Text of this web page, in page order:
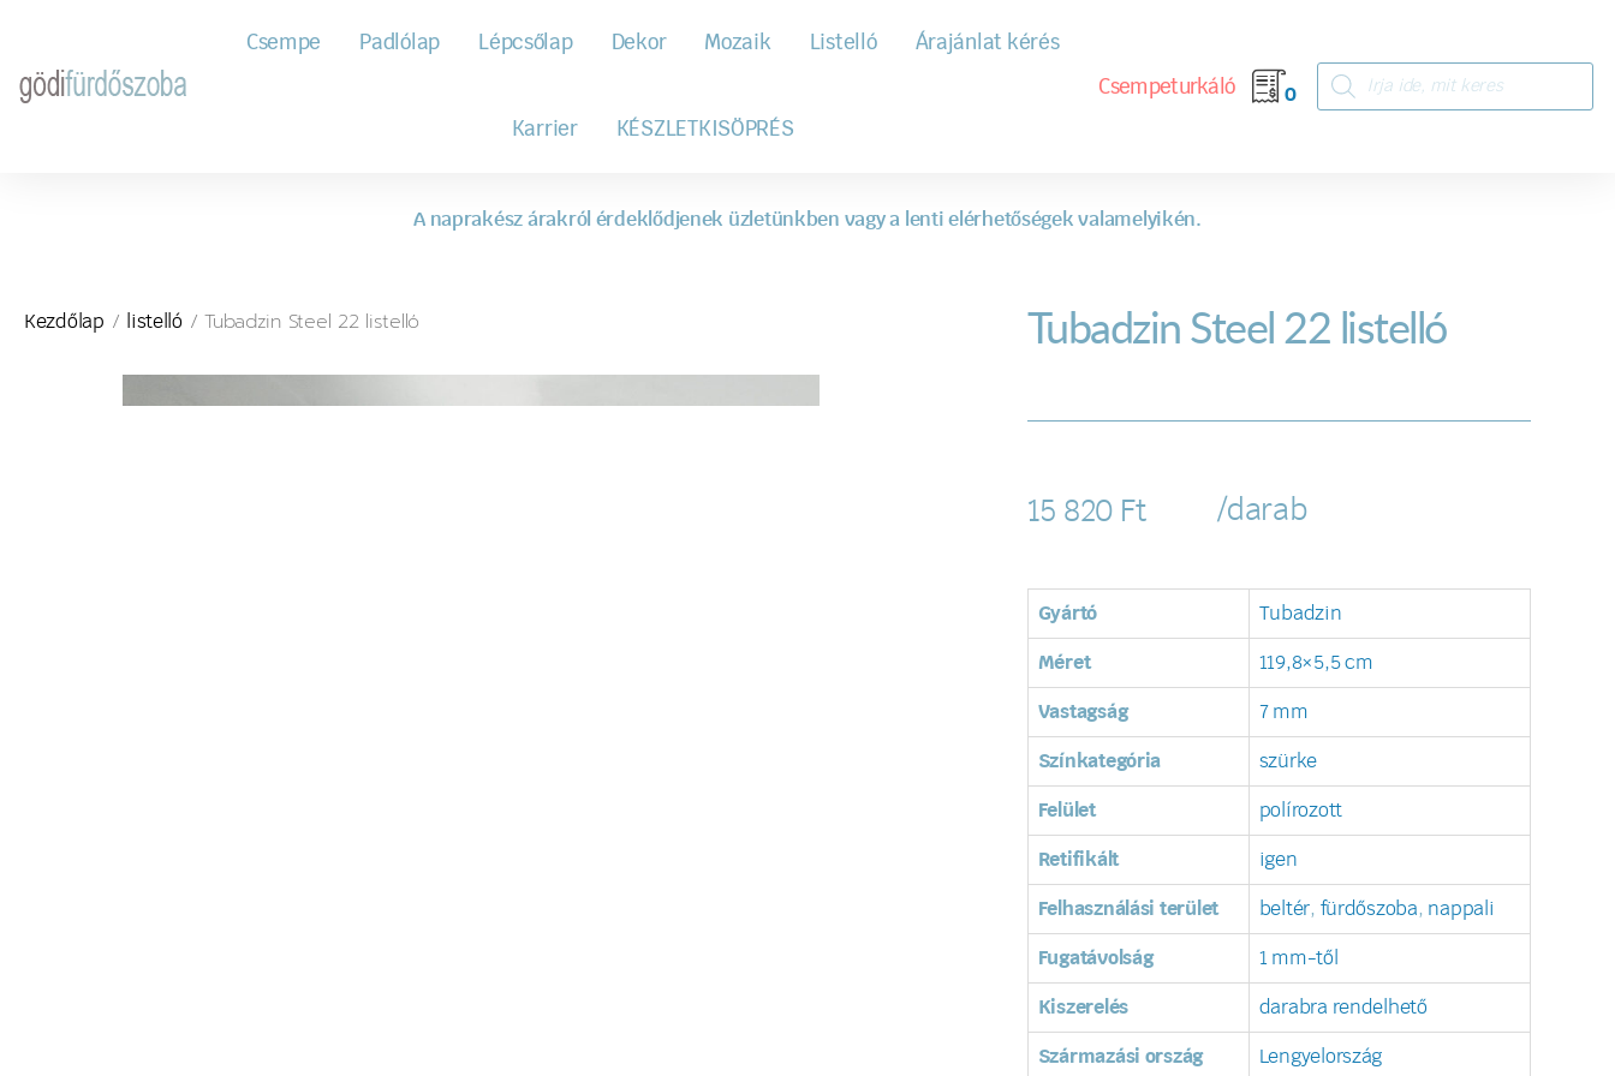
Csempe Padlólap Lépcsőlap Dekor Mozaik Listelló Árajánlat kérés
Karrier KÉSZLETKISÖPRÉS
Csempeturkáló 0
A naprakész árakról érdeklődjenek üzletünkben vagy a lenti elérhetőségek valamelyikén.
Kezdőlap / listelló/ Tubadzin Steel 22 listelló Tubadzin Steel 22 listelló
15 820 Ft /darab
Gyártó Tubadzin
Méret 119,8×5,5 cm
Vastagság 7 mm
Színkategória szürke
Felület polírozott
Retifikált igen
Felhasználási terület beltér, fürdőszoba, nappali
Fugatávolság 1 mm-től
Kiszerelés darabra rendelhető
Származási ország Lengyelország